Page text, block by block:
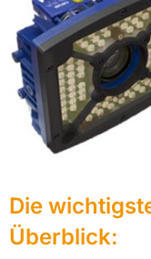
Die
Überblick: